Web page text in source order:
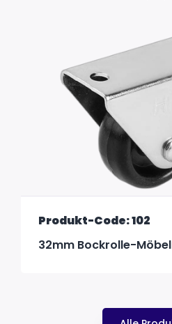
Produkt-Code: 102
32mm Bockrolle-